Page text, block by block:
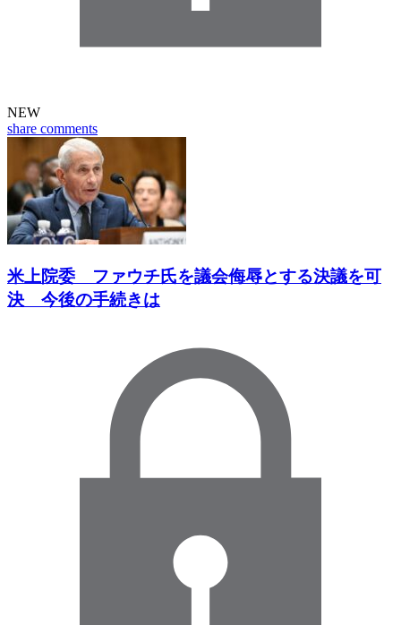
NEW
share comments
米上院委 ファウチ氏を議会侮辱とする決議を可
決 今後の手続きは